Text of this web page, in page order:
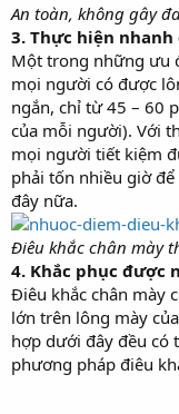
An toàn, không gây
3. Thực hiện nhanh
Một trong những ưu
mọi người có được
ngắn, chỉ từ 45 – 60
của mỗi người). Với
mọi người tiết kiệm
phải tốn nhiều giờ
đây nữa.
Điêu khắc chân mày
4. Khắc phục được
Điêu khắc chân mày
lớn trên lông mày
hợp dưới đây đều có
phương pháp điêu